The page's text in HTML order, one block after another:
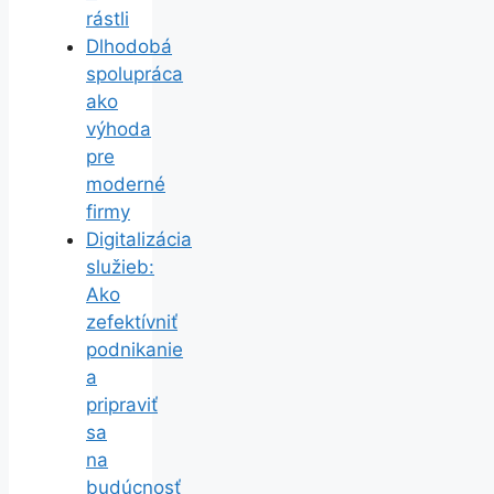
rástli
Dlhodobá
spolupráca
ako
výhoda
pre
moderné
firmy
Digitalizácia
služieb:
Ako
zefektívniť
podnikanie
a
pripraviť
sa
na
budúcnosť